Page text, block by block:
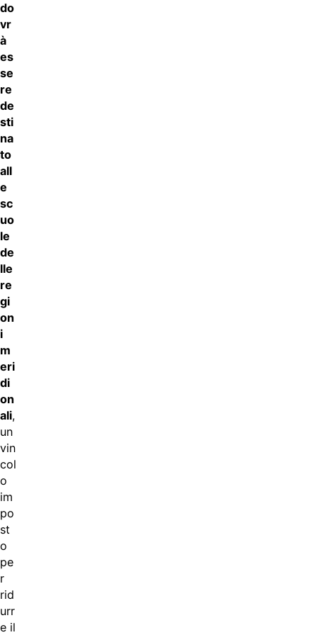
do
vr
à
es
se
re
de
sti
na
to
all
e
sc
uo
le
de
lle
re
gi
on
i
m
eri
di
on
ali,
un
vin
col
o
im
po
st
o
pe
r
rid
urr
e il